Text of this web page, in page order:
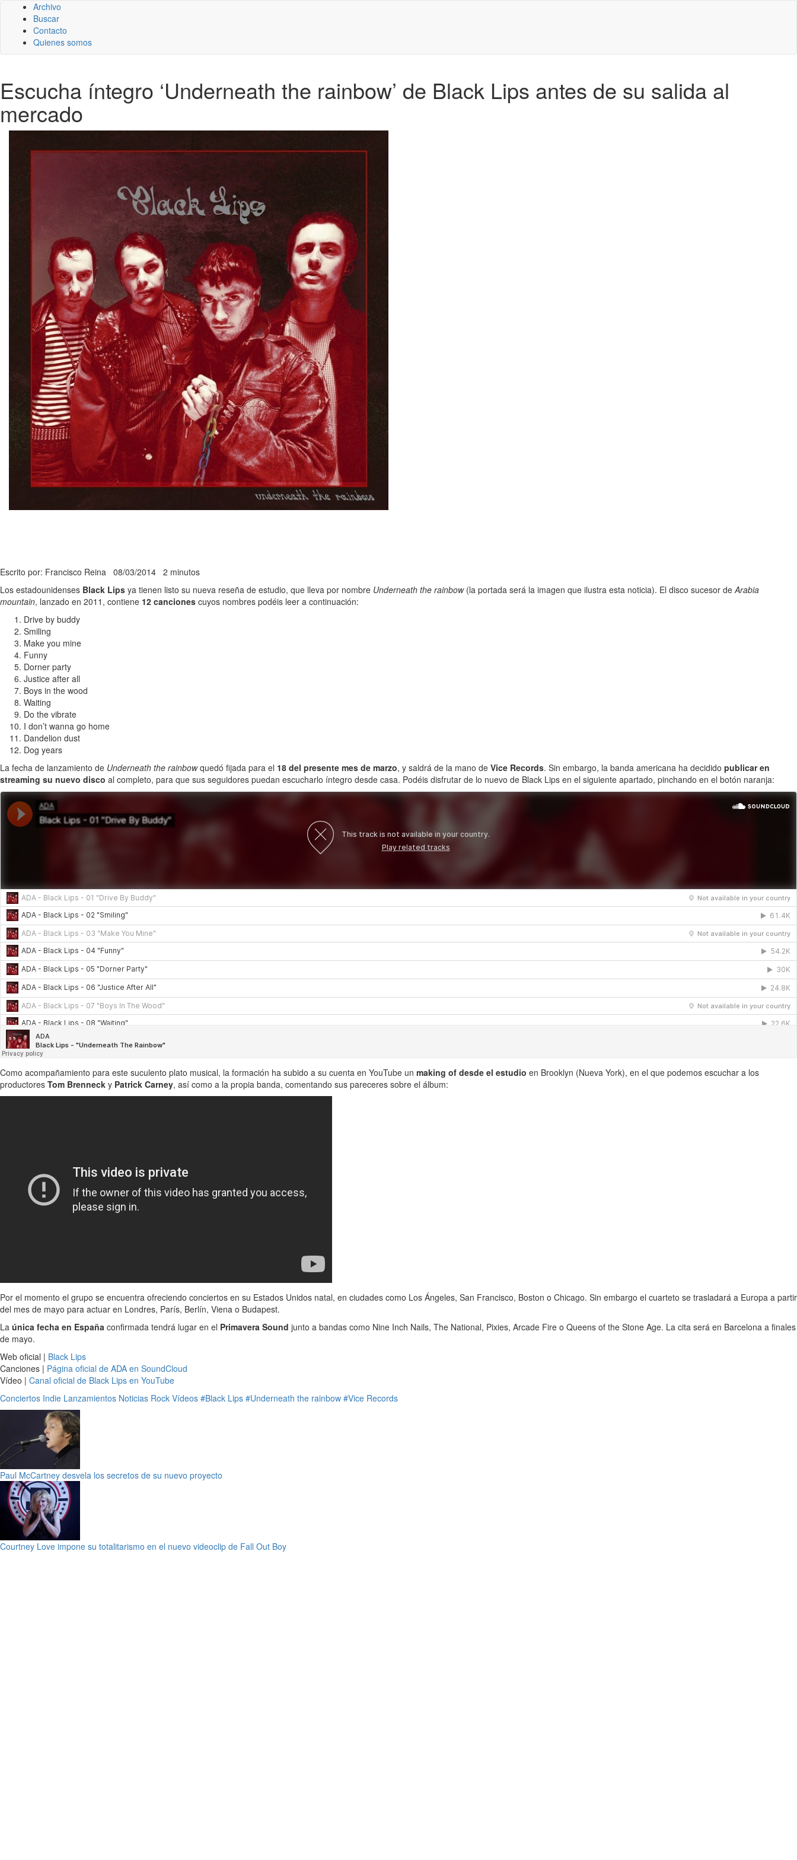
Archivo
Buscar
Contacto
Quienes somos
Escucha íntegro ‘Underneath the rainbow’ de Black Lips antes de su salida al
mercado
Escrito por: Francisco Reina 08/03/2014 2 minutos
Los estadounidenses Black Lips ya tienen listo su nueva reseña de estudio, que lleva por nombre Underneath the rainbow(la portada será la imagen que ilustra esta noticia). El disco sucesor deArabia
mountain, lanzado en 2011, contiene 12 canciones cuyos nombres podéis leer a continuación:
Drive by buddy
Smiling
Make you mine
Funny
Dorner party
Justice after all
Boys in the wood
Waiting
Do the vibrate
I don’t wanna go home
Dandelion dust
Dog years
La fecha de lanzamiento de Underneath the rainbowquedó fijada para el 18 del presente mes de marzo, y saldrá de la mano de Vice Records. Sin embargo, la banda americana ha decidido publicar en
streaming su nuevo disco al completo, para que sus seguidores puedan escucharlo íntegro desde casa. Podéis disfrutar de lo nuevo de Black Lips en el siguiente apartado, pinchando en el botón naranja:
Como acompañamiento para este suculento plato musical, la formación ha subido a su cuenta en YouTube un making of desde el estudio en Brooklyn (Nueva York), en el que podemos escuchar a los
productores Tom Brenneck y Patrick Carney, así como a la propia banda, comentando sus pareceres sobre el álbum:
Por el momento el grupo se encuentra ofreciendo conciertos en su Estados Unidos natal, en ciudades como Los Ángeles, San Francisco, Boston o Chicago. Sin embargo el cuarteto se trasladará a Europa a partir
del mes de mayo para actuar en Londres, París, Berlín, Viena o Budapest.
La única fecha en España confirmada tendrá lugar en el Primavera Sound junto a bandas como Nine Inch Nails, The National, Pixies, Arcade Fire o Queens of the Stone Age. La cita será en Barcelona a finales
de mayo.
Web oficial | Black Lips
Canciones | Página oficial de ADA en SoundCloud
Vídeo | Canal oficial de Black Lips en YouTube
Conciertos Indie Lanzamientos Noticias Rock Vídeos #Black Lips #Underneath the rainbow #Vice Records
Paul McCartney desvela los secretos de su nuevo proyecto
Courtney Love impone su totalitarismo en el nuevo videoclip de Fall Out Boy